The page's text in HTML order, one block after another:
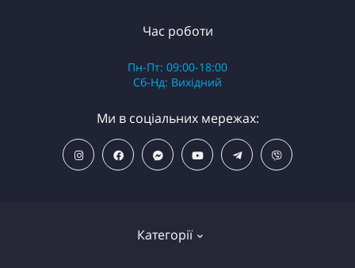
Категорії
Час роботи
Пн-Пт: 09:00-18:00
Сб-Нд: Вихідний
Ми в соціальних мережах: